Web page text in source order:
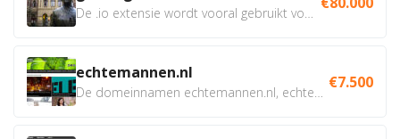
echtemannen.nl €7.500